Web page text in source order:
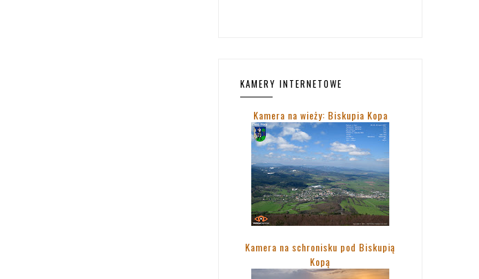
KAMERY INTERNETOWE
Kamera na wieży: Biskupia Kopa
Kamera na schronisku pod Biskupią
Kopą